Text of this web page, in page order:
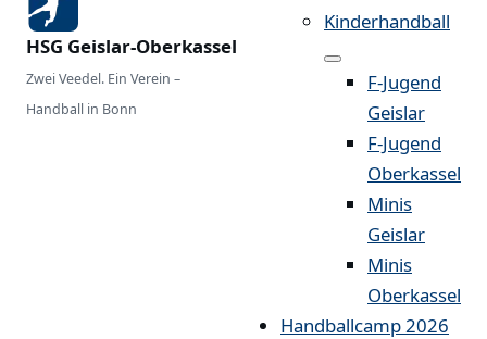
HSG Geislar-Oberkassel
Zwei Veedel. Ein Verein –
Handball in Bonn
Kinderhandball
F-Jugend
Geislar
F-Jugend
Oberkassel
Minis
Geislar
Minis
Oberkassel
Handballcamp 2026